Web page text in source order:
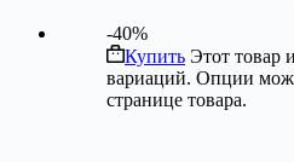
-40%
Купить Этот товар
вариаций. Опции
странице товара.